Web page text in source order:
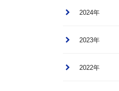
2024年
2023年
2022年